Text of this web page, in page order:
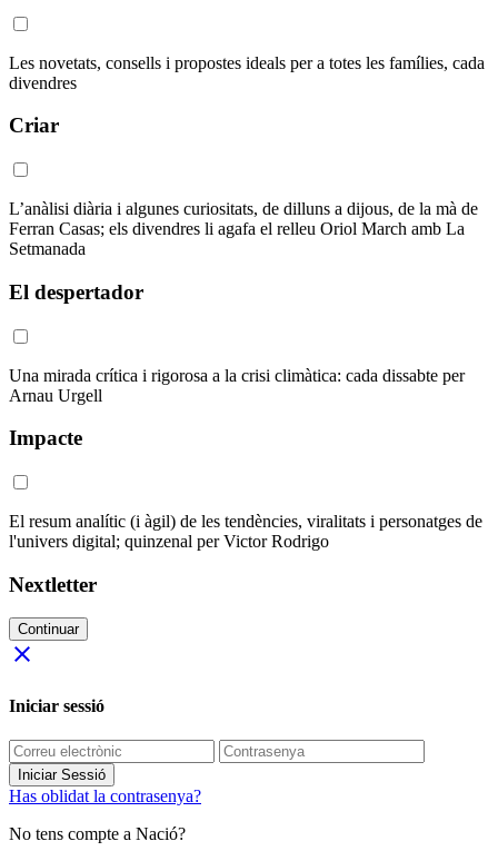
Les novetats, consells i propostes ideals per a totes les famílies, cada
divendres
Criar
L’anàlisi diària i algunes curiositats, de dilluns a dijous, de la mà de
Ferran Casas; els divendres li agafa el relleu Oriol March amb La
Setmanada
El despertador
Una mirada crítica i rigorosa a la crisi climàtica: cada dissabte per
Arnau Urgell
Impacte
El resum analític (i àgil) de les tendències, viralitats i personatges de
l'univers digital; quinzenal per Victor Rodrigo
Nextletter
Continuar
close
Iniciar sessió
Iniciar Sessió
Has oblidat la contrasenya?
No tens compte a Nació?